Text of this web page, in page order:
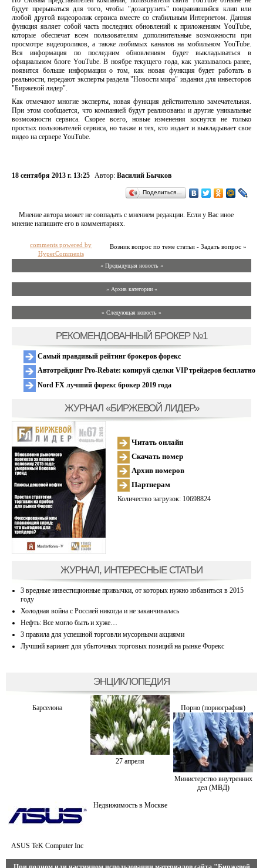
будут прерываться для того, чтобы "дозагрузить" понравившийся клип или
любой другой видеоролик сервиса вместе со стабильным Интернетом. Данная
функция являет собой часть последних обновлений к приложениям YouTube,
которые обеспечат всем пользователям дополнительные возможности при
просмотре видеороликов, а также любимых каналов на мобильном YouTube.
Вся информация по последним обновлениям будет выкладываться в
официальном блоге YouTube. В ноябре текущего года, как указывалось ранее,
появится больше информации о том, как новая функция будет работать в
реальности, передают эксперты раздела "Новости мира" издания для инвесторов
"Биржевой лидер".
Как отмечают многие эксперты, новая функция действительно замечательная.
При этом сообщается, что компанией будут реализованы и другие уникальные
возможности сервиса. Скорее всего, новые изменения коснутся не только
простых пользователей сервиса, но также и тех, кто издает и выкладывает свое
видео на сервере YouTube.
18 сентября 2013 г. 13:25 Автор: Василий Бычков
Поделиться…
Мнение автора может не совпадать с мнением редакции. Если у Вас иное
мнение напишите его в комментариях.
Возник вопрос по теме статьи - Задать вопрос »
comments powered by
HyperComments
« Предыдущая новость «
» Архив категории «
» Следующая новость »
РЕКОМЕНДОВАННЫЙ БРОКЕР №1
Самый правдивый рейтинг брокеров форекс
Автотрейдинг Pro-Rebate: копируй сделки VIP трейдеров бесплатно
Nord FX лучший форекс брокер 2019 года
ЖУРНАЛ «БИРЖЕВОЙ ЛИДЕР»
Читать онлайн
Скачать номер
Архив номеров
Партнерам
Количество загрузок: 10698824
ЖУРНАЛ, ИНТЕРЕСНЫЕ СТАТЬИ
3 вредные инвестиционные привычки, от которых нужно избавиться в 2015
году
Холодная война с Россией никогда и не заканчивалась
Нефть: Все могло быть и хуже…
3 правила для успешной торговли мусорными акциями
Лучший вариант для убыточных торговых позиций на рынке Форекс
ЭНЦИКЛОПЕДИЯ
Барселона
27 апреля
Порно (порнография)
Министерство внутренних
дел (МВД)
ASUS TeK Computer Inc
Недвижимость в Москве